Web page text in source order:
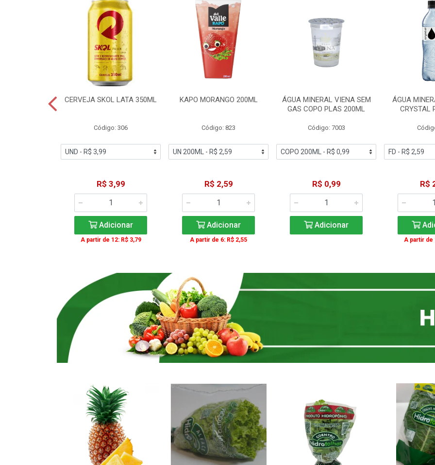
CERVEJA SKOL LATA 350ML
Código: 306
R$ 3,99
Adicionar
A partir de 12: R$ 3,79
KAPO MORANGO 200ML
Código: 823
R$ 2,59
Adicionar
A partir de 6: R$ 2,55
ÁGUA MINERAL VIENA SEM
GAS COPO PLAS 200ML
Código: 7003
R$ 0,99
Adicionar
ÁGUA
CRYSTAL
R$
A partir de